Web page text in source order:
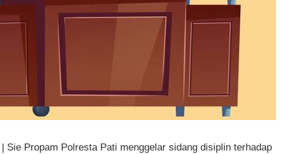
| Sie Propam Polresta Pati menggelar sidang disiplin terhadap